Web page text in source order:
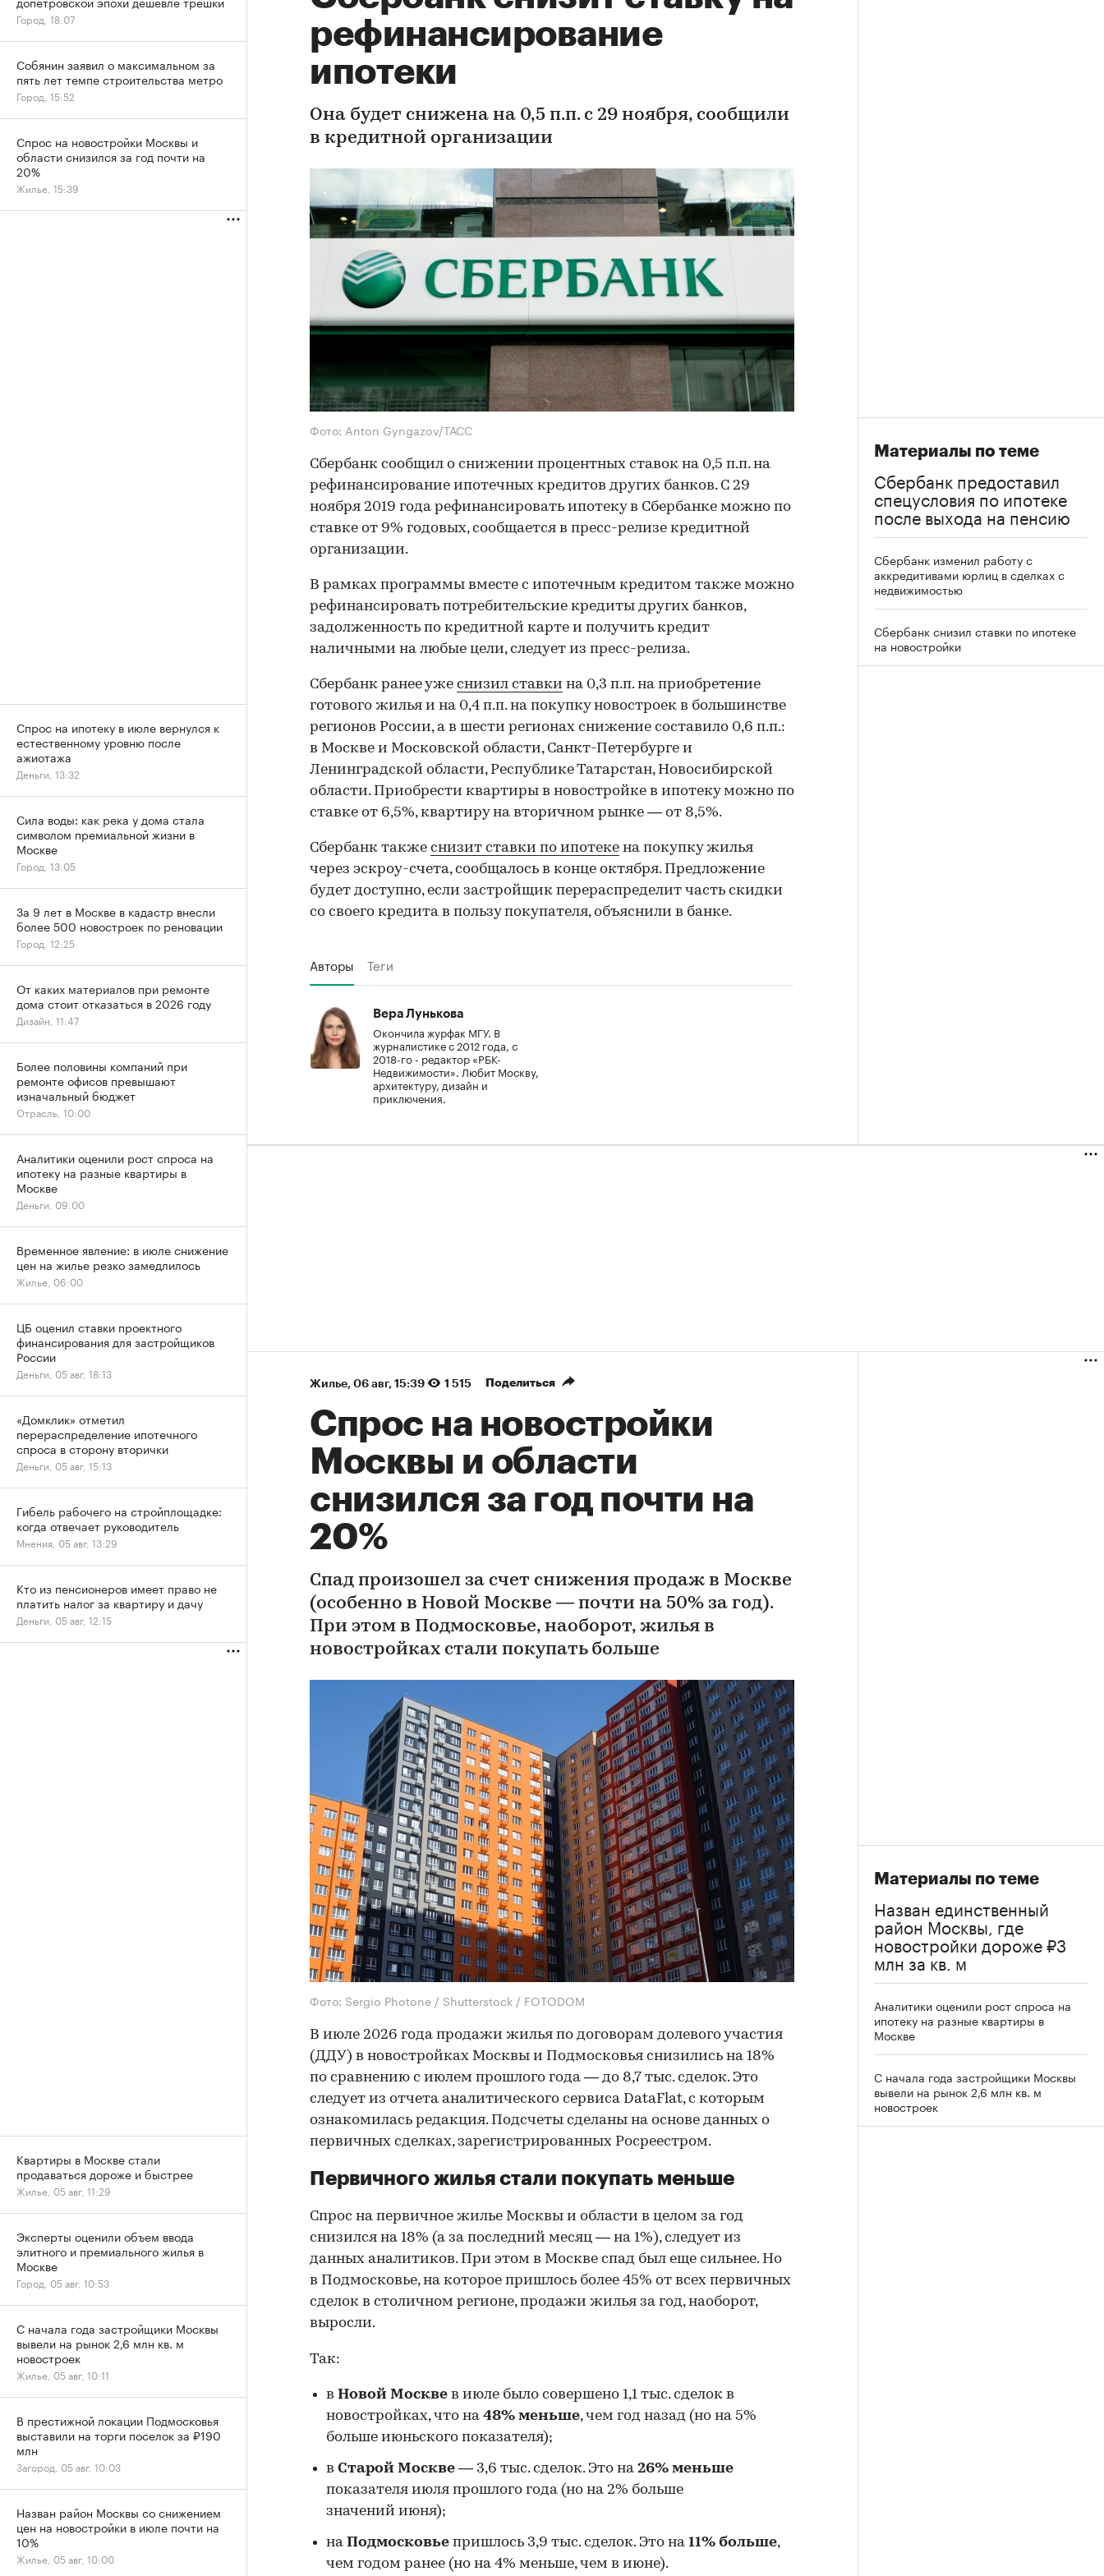
рефинансирование
ипотеки
Она будет снижена на 0,5 п.п. с 29 ноября, сообщили
в кредитной организации
Фото: Anton Gyngazov/ТАСС
Сбербанк сообщил о снижении процентных ставок на 0,5 п.п. на
рефинансирование ипотечных кредитов других банков. С 29
ноября 2019 года рефинансировать ипотеку в Сбербанке можно по
ставке от 9% годовых, сообщается в пресс-релизе кредитной
организации.
В рамках программы вместе с ипотечным кредитом также можно
рефинансировать потребительские кредиты других банков,
задолженность по кредитной карте и получить кредит
наличными на любые цели, следует из пресс-релиза.
Сбербанк ранее уже снизил ставки на 0,3 п.п. на приобретение
готового жилья и на 0,4 п.п. на покупку новостроек в большинстве
регионов России, а в шести регионах снижение составило 0,6 п.п.:
в Москве и Московской области, Санкт-Петербурге и
Ленинградской области, Республике Татарстан, Новосибирской
области. Приобрести квартиры в новостройке в ипотеку можно по
ставке от 6,5%, квартиру на вторичном рынке — от 8,5%.
Сбербанк также снизит ставки по ипотеке на покупку жилья
через эскроу-счета, сообщалось в конце октября. Предложение
будет доступно, если застройщик перераспределит часть скидки
со своего кредита в пользу покупателя, объяснили в банке.
Авторы Теги
Вера Лунькова
Окончила журфак МГУ. В
журналистике с 2012 года, с
2018-го - редактор «РБК-
Недвижимости». Любит Москву,
архитектуру, дизайн и
приключения.
Материалы по теме
Сбербанк предоставил
спецусловия по ипотеке
после выхода на пенсию
Сбербанк изменил работу с
аккредитивами юрлиц в сделках с
недвижимостью
Сбербанк снизил ставки по ипотеке
на новостройки
Жилье⁠, 06 авг, 15:39 1 515 Поделиться
Спрос на новостройки
Москвы и области
снизился за год почти на
20%
Спад произошел за счет снижения продаж в Москве
(особенно в Новой Москве — почти на 50% за год).
При этом в Подмосковье, наоборот, жилья в
новостройках стали покупать больше
Фото: Sergio Photone / Shutterstock / FOTODOM
В июле 2026 года продажи жилья по договорам долевого участия
(ДДУ) в новостройках Москвы и Подмосковья снизились на 18%
по сравнению с июлем прошлого года — до 8,7 тыс. сделок. Это
следует из отчета аналитического сервиса DataFlat, с которым
ознакомилась редакция. Подсчеты сделаны на основе данных о
первичных сделках, зарегистрированных Росреестром.
Первичного жилья стали покупать меньше
Спрос на первичное жилье Москвы и области в целом за год
снизился на 18% (а за последний месяц — на 1%), следует из
данных аналитиков. При этом в Москве спад был еще сильнее. Но
в Подмосковье, на которое пришлось более 45% от всех первичных
сделок в столичном регионе, продажи жилья за год, наоборот,
выросли.
Так:
в Новой Москве в июле было совершено 1,1 тыс. сделок в
новостройках, что на 48% меньше, чем год назад (но на 5%
больше июньского показателя);
в Старой Москве — 3,6 тыс. сделок. Это на 26% меньше
показателя июля прошлого года (но на 2% больше
значений июня);
на Подмосковье пришлось 3,9 тыс. сделок. Это на 11% больше,
чем годом ранее (но на 4% меньше, чем в июне).
Материалы по теме
Назван единственный
район Москвы, где
новостройки дороже ₽3
млн за кв. м
Аналитики оценили рост спроса на
ипотеку на разные квартиры в
Москве
С начала года застройщики Москвы
вывели на рынок 2,6 млн кв. м
новостроек
Город, 18:07
Собянин заявил о максимальном за
пять лет темпе строительства метро
Город, 15:52
Спрос на новостройки Москвы и
области снизился за год почти на
20%
Жилье, 15:39
Спрос на ипотеку в июле вернулся к
естественному уровню после
ажиотажа
Деньги, 13:32
Сила воды: как река у дома стала
символом премиальной жизни в
Москве
Город, 13:05
За 9 лет в Москве в кадастр внесли
более 500 новостроек по реновации
Город, 12:25
От каких материалов при ремонте
дома стоит отказаться в 2026 году
Дизайн, 11:47
Более половины компаний при
ремонте офисов превышают
изначальный бюджет
Отрасль, 10:00
Аналитики оценили рост спроса на
ипотеку на разные квартиры в
Москве
Деньги, 09:00
Временное явление: в июле снижение
цен на жилье резко замедлилось
Жилье, 06:00
ЦБ оценил ставки проектного
финансирования для застройщиков
России
Деньги, 05 авг, 18:13
«Домклик» отметил
перераспределение ипотечного
спроса в сторону вторички
Деньги, 05 авг, 15:13
Гибель рабочего на стройплощадке:
когда отвечает руководитель
Мнения, 05 авг, 13:29
Кто из пенсионеров имеет право не
платить налог за квартиру и дачу
Деньги, 05 авг, 12:15
Квартиры в Москве стали
продаваться дороже и быстрее
Жилье, 05 авг, 11:29
Эксперты оценили объем ввода
элитного и премиального жилья в
Москве
Город, 05 авг, 10:53
С начала года застройщики Москвы
вывели на рынок 2,6 млн кв. м
новостроек
Жилье, 05 авг, 10:11
В престижной локации Подмосковья
выставили на торги поселок за ₽190
млн
Загород, 05 авг, 10:03
Назван район Москвы со снижением
цен на новостройки в июле почти на
10%
Жилье, 05 авг, 10:00